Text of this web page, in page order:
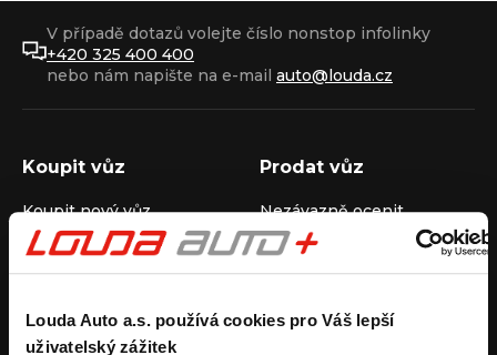
Louda Auto a.s. používá cookies pro Váš lepší
uživatelský zážitek
V případě dotazů volejte číslo nonstop infolinky
+420 325 400 400
nebo nám napište na e-mail auto@louda.cz
Koupit vůz
Koupit nový vůz
Koupit ojetý vůz
Koupit užitkový vůz
Prodat vůz
Nezávazně ocenit
Průběh výkupu vozu
Pronájem Společnost